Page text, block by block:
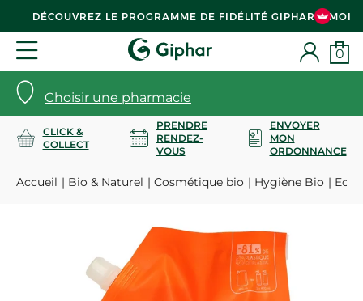
DÉCOUVREZ LE PROGRAMME DE FIDÉLITÉ GIPHAR & MOI
Choisir une pharmacie
0
CLICK &
COLLECT
PRENDRE
RENDEZ-
VOUS
ENVOYER
MON
ORDONNANCE
Accueil Bio & Naturel Cosmétique bio Hygiène Bio